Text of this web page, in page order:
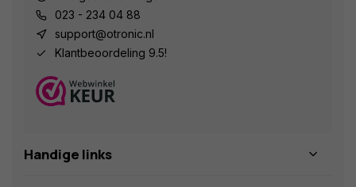
023 - 234 04 88
support@otronic.nl
Klantbeoordeling 9.5!
Handige links